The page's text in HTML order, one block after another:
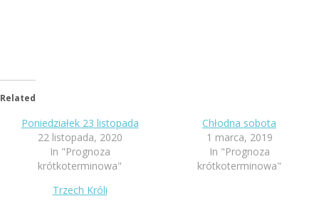
Related
Poniedziałek 23 listopada
22 listopada, 2020
In "Prognoza
krótkoterminowa"
Chłodna sobota
1 marca, 2019
In "Prognoza
krótkoterminowa"
Trzech Króli